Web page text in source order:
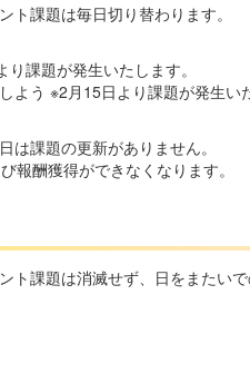
ト課題は毎日切り替わります。
課題が発生いたします。
よう ※2月15日より課題が発生い
課題の更新がありません。
報酬獲得ができなくなります。
ト課題は消滅せず、日をまたい